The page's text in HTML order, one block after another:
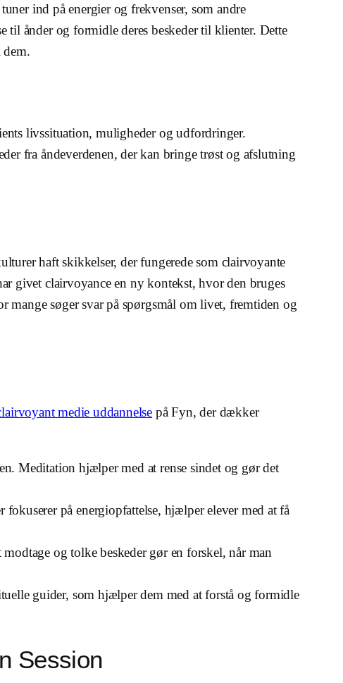
ind på energier og frekvenser, som andre
til ånder og formidle deres beskeder til klienter. Dette
livssituation, muligheder og udfordringer.
fra åndeverdenen, der kan bringe trøst og afslutning
haft skikkelser, der fungerede som clairvoyante
givet clairvoyance en ny kontekst, hvor den bruges
søger svar på spørgsmål om livet, fremtiden og
medie uddannelse på Fyn, der dækker
Meditation hjælper med at rense sindet og gør det
på energiopfattelse, hjælper elever med at få
og tolke beskeder gør en forskel, når man
guider, som hjælper dem med at forstå og formidle
Session